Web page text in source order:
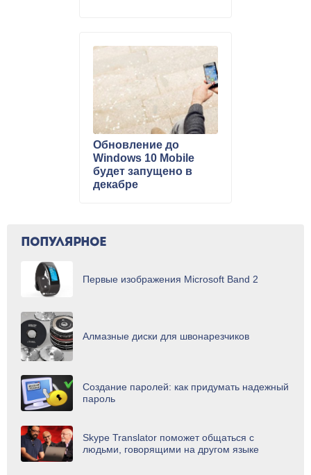
Обновление до
Windows 10 Mobile
будет запущено в
декабре
ПОПУЛЯРНОЕ
Первые изображения Microsoft Band 2
Алмазные диски для швонарезчиков
Создание паролей: как придумать надежный
пароль
Skype Translator поможет общаться с
людьми, говорящими на другом языке